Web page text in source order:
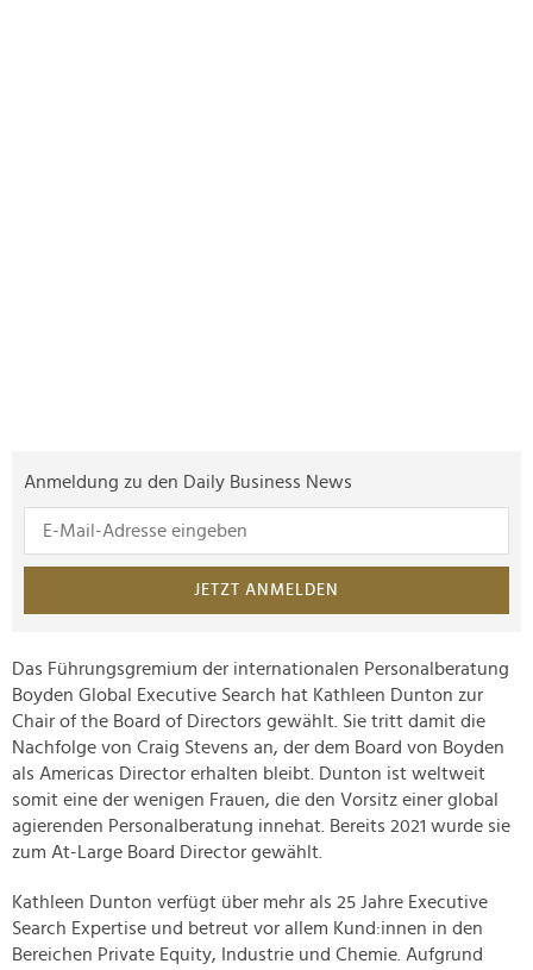
Anmeldung zu den Daily Business News
JETZT ANMELDEN
Das Führungsgremium der internationalen Personalberatung
Boyden Global Executive Search hat Kathleen Dunton zur
Chair of the Board of Directors gewählt. Sie tritt damit die
Nachfolge von Craig Stevens an, der dem Board von Boyden
als Americas Director erhalten bleibt. Dunton ist weltweit
somit eine der wenigen Frauen, die den Vorsitz einer global
agierenden Personalberatung innehat. Bereits 2021 wurde sie
zum At-Large Board Director gewählt.
Kathleen Dunton verfügt über mehr als 25 Jahre Executive
Search Expertise und betreut vor allem Kund:innen in den
Bereichen Private Equity, Industrie und Chemie. Aufgrund